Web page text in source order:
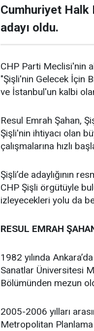
Cumhuriyet Halk
adayı oldu.
CHP Parti Meclisi'nin
"Şişli'nin Gelecek İçin
ve İstanbul'un kalbi
Resul Emrah Şahan,
Şişli'nin ihtiyacı olan
çalışmalarına hızlı
Şişli’de adaylığının
CHP Şişli örgütüyle
izleyecekleri yolu da
RESUL EMRAH
1982 yılında
Sanatlar Üniversitesi
Bölümünden mezun
2005-2006 yılları
Metropolitan Planlama